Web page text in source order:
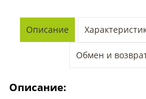
Описание
Обмен и
Описание: